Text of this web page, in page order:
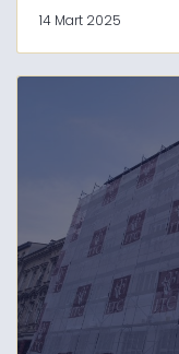
14 Mart 2025